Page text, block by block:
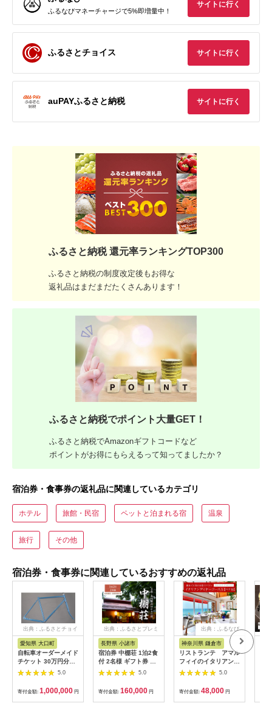
ふるなびマネーチャージで5%即増量中！
サイトに行く
ふるさとチョイス サイトに行く
auPAYふるさと納税 サイトに行く
ふるさと納税 還元率ランキングTOP300
ふるさと納税の制度改定後もお得な
返礼品はまだまだたくさんあります！
ふるさと納税でポイント大量GET！
ふるさと納税でAmazonギフトコードなど
ポイントがお得にもらえるって知ってましたか？
宿泊券・食事券の返礼品に関連しているカテゴリ
ホテル 旅館・民宿 ペットと泊まれる宿 温泉
旅行 その他
宿泊券・食事券に関連しているおすすめの返礼品
出典：ふるさとチョイ
ス
愛知県 大口町
自転車オーダーメイド
チケット 30万円分
【1360365】
5.0
寄付金額: 1,000,000 円
出典：ふるさとプレミ
アム
長野県 小諸市
宿泊券 中棚荘 1泊2食
付 2名様 ギフト券 チ
ケット 券 宿泊 旅行
5.0
寄付金額: 160,000 円
出典：ふるなび
神奈川県 鎌倉市
リストランテ アマル
フィイのイタリアンデ
ィナーコースA ペア
5.0
寄付金額: 48,000 円